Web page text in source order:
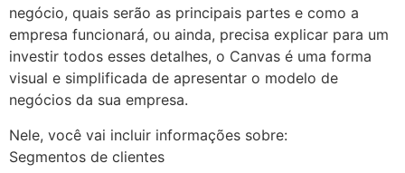
negócio, quais serão as principais partes e como a
empresa funcionará, ou ainda, precisa explicar para um
investir todos esses detalhes, o Canvas é uma forma
visual e simplificada de apresentar o modelo de
negócios da sua empresa.
Nele, você vai incluir informações sobre:
Segmentos de clientes